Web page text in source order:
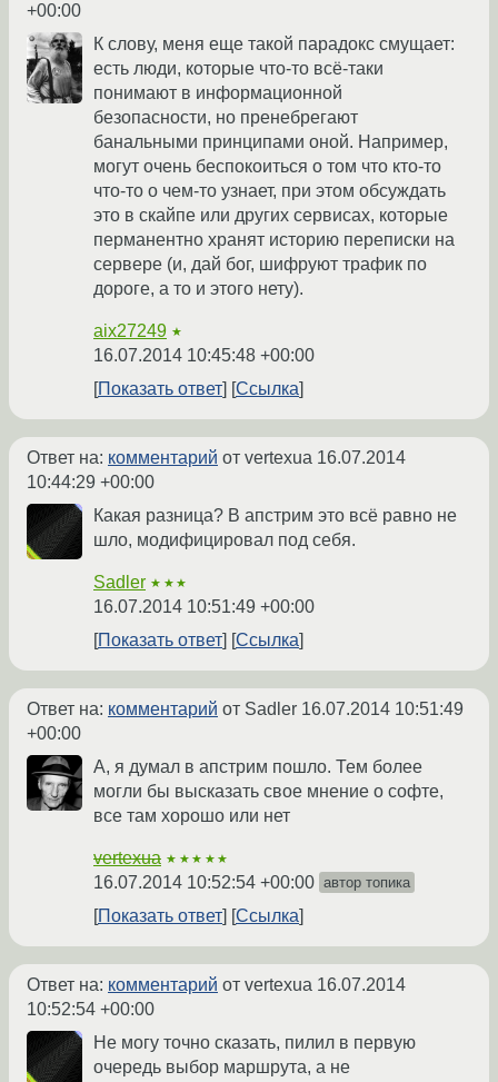
+00:00
К слову, меня еще такой парадокс смущает:
есть люди, которые что-то всё-таки
понимают в информационной
безопасности, но пренебрегают
банальными принципами оной. Например,
могут очень беспокоиться о том что кто-то
что-то о чем-то узнает, при этом обсуждать
это в скайпе или других сервисах, которые
перманентно хранят историю переписки на
сервере (и, дай бог, шифруют трафик по
дороге, а то и этого нету).
aix27249 ★
16.07.2014 10:45:48 +00:00
Показать ответ
Ссылка
Ответ на: комментарий от vertexua 16.07.2014
10:44:29 +00:00
Какая разница? В апстрим это всё равно не
шло, модифицировал под себя.
Sadler ★★★
16.07.2014 10:51:49 +00:00
Показать ответ
Ссылка
Ответ на: комментарий от Sadler 16.07.2014 10:51:49
+00:00
А, я думал в апстрим пошло. Тем более
могли бы высказать свое мнение о софте,
все там хорошо или нет
vertexua ★★★★★
16.07.2014 10:52:54 +00:00 автор топика
Показать ответ Ссылка
Ответ на: комментарий от vertexua 16.07.2014
10:52:54 +00:00
Не могу точно сказать, пилил в первую
очередь выбор маршрута, а не